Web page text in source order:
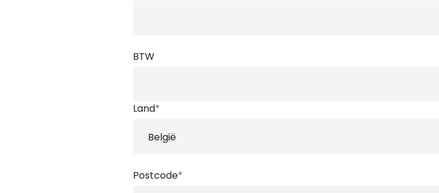
BTW
Land*
Postcode*